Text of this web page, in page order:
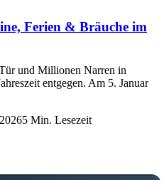
Ferien & Bräuche im
und Millionen Narren in
entgegen. Am 5. Januar
5 Min. Lesezeit